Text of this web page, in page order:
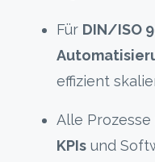
Für DIN/ISO
effizient
Alle Prozesse
KPIs und